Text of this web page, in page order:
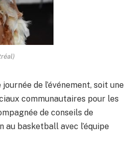
de l’événement, soit une
communautaires pour les
de conseils de
au basketball avec l’équipe